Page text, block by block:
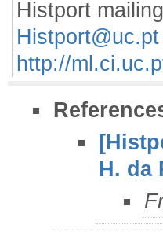
Histport
Histport@uc.pt
http://
H. da